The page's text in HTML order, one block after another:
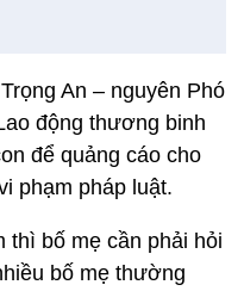
An – nguyên Phó
động thương binh
để quảng cáo cho
phạm pháp luật.
thì bố mẹ cần phải hỏi
bố mẹ thường